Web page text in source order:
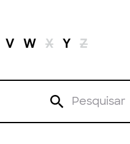
V W X Y Z